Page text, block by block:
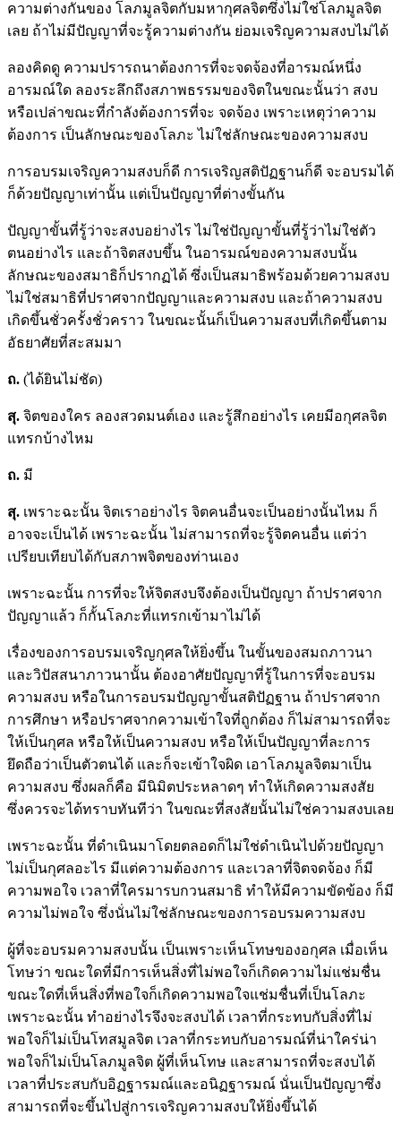
ความต่างกันของ โลภมูลจิตกับมหากุศลจิตซึ่งไม่ใช่โลภมูลจิต
เลย ถ้าไม่มีปัญญาที่จะรู้ความต่างกัน ย่อมเจริญความสงบไม่ได้
ลองคิดดู ความปรารถนาต้องการที่จะจดจ้องที่อารมณ์หนึ่ง
อารมณ์ใด ลองระลึกถึงสภาพธรรมของจิตในขณะนั้นว่า สงบ
หรือเปล่าขณะที่กำลังต้องการที่จะ จดจ้อง เพราะเหตุว่าความ
ต้องการ เป็นลักษณะของโลภะ ไม่ใช่ลักษณะของความสงบ
การอบรมเจริญความสงบก็ดี การเจริญสติปัฏฐานก็ดี จะอบรมได้
ก็ด้วยปัญญาเท่านั้น แต่เป็นปัญญาที่ต่างขั้นกัน
ปัญญาขั้นที่รู้ว่าจะสงบอย่างไร ไม่ใช่ปัญญาขั้นที่รู้ว่าไม่ใช่ตัว
ตนอย่างไร และถ้าจิตสงบขึ้น ในอารมณ์ของความสงบนั้น
ลักษณะของสมาธิก็ปรากฏได้ ซึ่งเป็นสมาธิพร้อมด้วยความสงบ
ไม่ใช่สมาธิที่ปราศจากปัญญาและความสงบ และถ้าความสงบ
เกิดขึ้นชั่วครั้งชั่วคราว ในขณะนั้นก็เป็นความสงบที่เกิดขึ้นตาม
อัธยาศัยที่สะสมมา
ถ. (ได้ยินไม่ชัด)
สุ. จิตของใคร ลองสวดมนต์เอง และรู้สึกอย่างไร เคยมีอกุศลจิต
แทรกบ้างไหม
ถ. มี
สุ. เพราะฉะนั้น จิตเราอย่างไร จิตคนอื่นจะเป็นอย่างนั้นไหม ก็
อาจจะเป็นได้ เพราะฉะนั้น ไม่สามารถที่จะรู้จิตคนอื่น แต่ว่า
เปรียบเทียบได้กับสภาพจิตของท่านเอง
เพราะฉะนั้น การที่จะให้จิตสงบจึงต้องเป็นปัญญา ถ้าปราศจาก
ปัญญาแล้ว ก็กั้นโลภะที่แทรกเข้ามาไม่ได้
เรื่องของการอบรมเจริญกุศลให้ยิ่งขึ้น ในขั้นของสมถภาวนา
และวิปัสสนาภาวนานั้น ต้องอาศัยปัญญาที่รู้ในการที่จะอบรม
ความสงบ หรือในการอบรมปัญญาขั้นสติปัฏฐาน ถ้าปราศจาก
การศึกษา หรือปราศจากความเข้าใจที่ถูกต้อง ก็ไม่สามารถที่จะ
ให้เป็นกุศล หรือให้เป็นความสงบ หรือให้เป็นปัญญาที่ละการ
ยึดถือว่าเป็นตัวตนได้ และก็จะเข้าใจผิด เอาโลภมูลจิตมาเป็น
ความสงบ ซึ่งผลก็คือ มีนิมิตประหลาดๆ ทำให้เกิดความสงสัย
ซึ่งควรจะได้ทราบทันทีว่า ในขณะที่สงสัยนั้นไม่ใช่ความสงบเลย
เพราะฉะนั้น ที่ดำเนินมาโดยตลอดก็ไม่ใช่ดำเนินไปด้วยปัญญา
ไม่เป็นกุศลอะไร มีแต่ความต้องการ และเวลาที่จิตจดจ้อง ก็มี
ความพอใจ เวลาที่ใครมารบกวนสมาธิ ทำให้มีความขัดข้อง ก็มี
ความไม่พอใจ ซึ่งนั่นไม่ใช่ลักษณะของการอบรมความสงบ
ผู้ที่จะอบรมความสงบนั้น เป็นเพราะเห็นโทษของอกุศล เมื่อเห็น
โทษว่า ขณะใดที่มีการเห็นสิ่งที่ไม่พอใจก็เกิดความไม่แช่มชื่น
ขณะใดที่เห็นสิ่งที่พอใจก็เกิดความพอใจแช่มชื่นที่เป็นโลภะ
เพราะฉะนั้น ทำอย่างไรจึงจะสงบได้ เวลาที่กระทบกับสิ่งที่ไม่
พอใจก็ไม่เป็นโทสมูลจิต เวลาที่กระทบกับอารมณ์ที่น่าใคร่น่า
พอใจก็ไม่เป็นโลภมูลจิต ผู้ที่เห็นโทษ และสามารถที่จะสงบได้
เวลาที่ประสบกับอิฏฐารมณ์และอนิฏฐารมณ์ นั่นเป็นปัญญาซึ่ง
สามารถที่จะขึ้นไปสู่การเจริญความสงบให้ยิ่งขึ้นได้